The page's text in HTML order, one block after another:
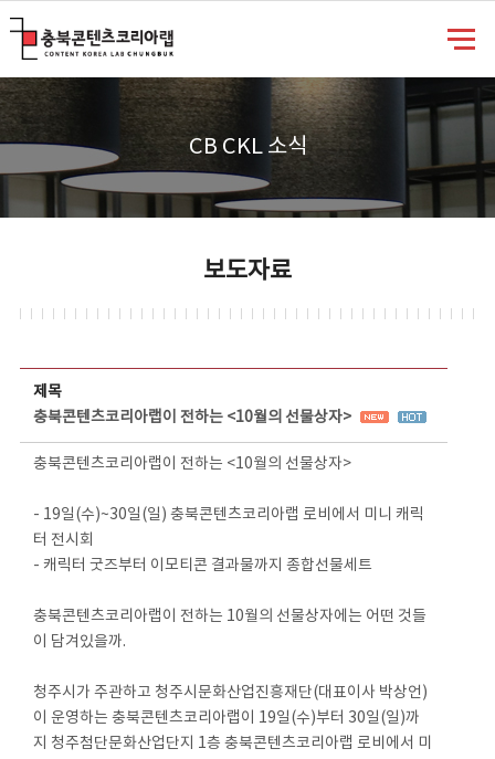
CB CKL 소식
보도자료
제목
충북콘텐츠코리아랩이 전하는 <10월의 선물상자>
충북콘텐츠코리아랩이 전하는 <10월의 선물상자>
- 19일(수)~30일(일) 충북콘텐츠코리아랩 로비에서 미니 캐릭
터 전시회
- 캐릭터 굿즈부터 이모티콘 결과물까지 종합선물세트
충북콘텐츠코리아랩이 전하는 10월의 선물상자에는 어떤 것들
이 담겨있을까.
청주시가 주관하고 청주시문화산업진흥재단(대표이사 박상언)
이 운영하는 충북콘텐츠코리아랩이 19일(수)부터 30일(일)까
지 청주첨단문화산업단지 1층 충북콘텐츠코리아랩 로비에서 미